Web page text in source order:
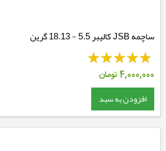
ساچمه JSB کالیبر 5.5 - 18.13 گرین
4,000,000تومان
افزودن به سبد